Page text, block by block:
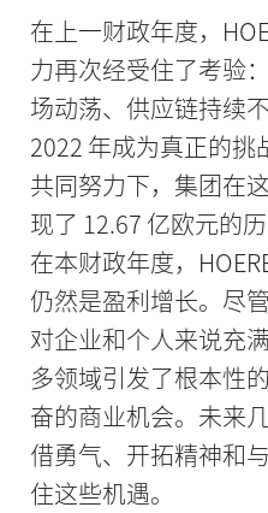
在上一财政年度，
力再次经受住了考验
场动荡、供应链持续
2022 年成为真正的挑
共同努力下，集团在
现了 12.67 亿欧元的
在本财政年度，
仍然是盈利增长。尽
对企业和个人来说充
多领域引发了根本性
奋的商业机会。未来
借勇气、开拓精神和
住这些机遇。